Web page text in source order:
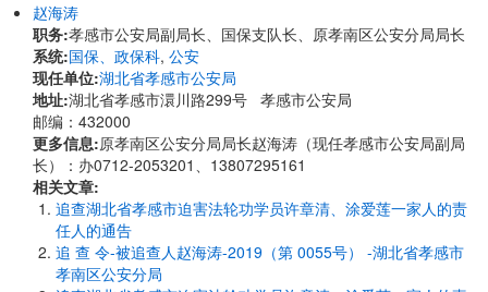
赵海涛
职务:孝感市公安局副局长、国保支队长、原孝南区公安分局局长
系统:国保、政保科, 公安
现任单位:湖北省孝感市公安局
地址:湖北省孝感市澴川路299号 孝感市公安局
邮编：432000
更多信息:原孝南区公安分局局长赵海涛（现任孝感市公安局副局
长）：办0712-2053201、13807295161
相关文章:
追查湖北省孝感市迫害法轮功学员许章清、涂爱莲一家人的责
任人的通告
追 查 令-被追查人赵海涛-2019（第 0055号） -湖北省孝感市
孝南区公安分局